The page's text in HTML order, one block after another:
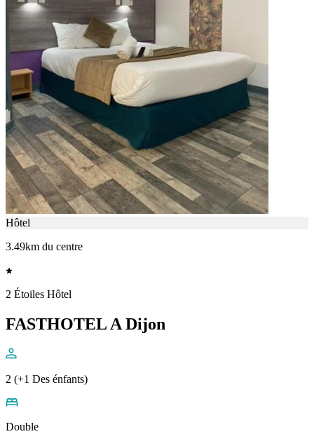
Hôtel
3.49km du centre
2 Étoiles Hôtel
FASTHOTEL A Dijon
2 (+1 Des énfants)
Double